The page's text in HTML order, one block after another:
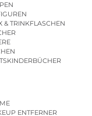
& TRINKFLASCHEN
ENTFERNER